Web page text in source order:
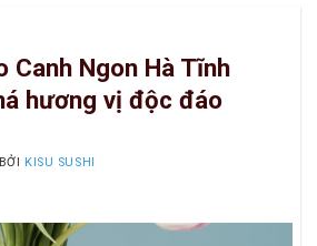
Canh Ngon Hà Tĩnh
hương vị độc đáo
BỞI KISU SUSHI